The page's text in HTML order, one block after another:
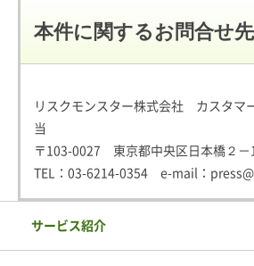
本件に関するお問合せ先
リスクモンスター株式会社 カスタマ
当
〒103-0027 東京都中央区日本橋２
TEL： 03-6214-0354 e-mail：
サービス紹介